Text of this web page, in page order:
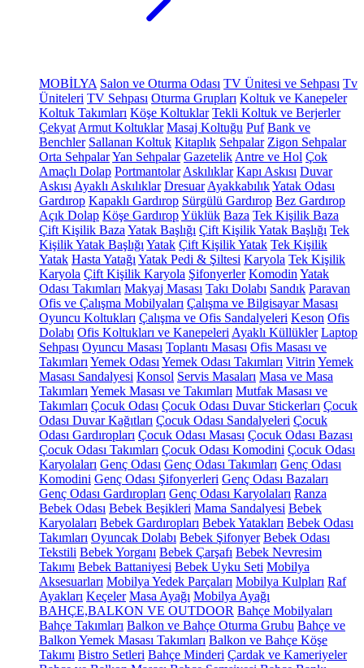
MOBİLYA Salon ve Oturma Odası TV Ünitesi ve Sehpası Tv
Üniteleri TV Sehpası Oturma Grupları Koltuk ve Kanepeler
Koltuk Takımları Köşe Koltuklar Tekli Koltuk ve Berjerler
Çekyat Armut Koltuklar Masaj Koltuğu Puf Bank ve
Benchler Sallanan Koltuk Kitaplık Sehpalar Zigon Sehpalar
Orta SehpalarYan Sehpalar Gazetelik Antre ve Hol Çok
Amaçlı Dolap Portmantolar Askılıklar Kapı Askısı Duvar
Askısı Ayaklı Askılıklar Dresuar AyakkabılıkYatak Odası
Gardırop Kapaklı Gardırop Sürgülü Gardırop Bez Gardırop
Açık Dolap Köşe GardıropYüklük Baza Tek Kişilik Baza
Çift Kişilik Baza Yatak Başlığı Çift Kişilik Yatak Başlığı Tek
Kişilik Yatak Başlığı Yatak Çift Kişilik Yatak Tek Kişilik
Yatak Hasta Yatağı Yatak Pedi & Şiltesi Karyola Tek Kişilik
Karyola Çift Kişilik Karyola Şifonyerler Komodin Yatak
Odası Takımları Makyaj Masası Takı Dolabı Sandık Paravan
Ofis ve Çalışma Mobilyaları Çalışma ve Bilgisayar Masası
Oyuncu Koltukları Çalışma ve Ofis Sandalyeleri Keson Ofis
Dolabı Ofis Koltukları ve Kanepeleri Ayaklı Küllükler Laptop
Sehpası Oyuncu Masası Toplantı Masası Ofis Masası ve
Takımları Yemek Odası Yemek Odası Takımları Vitrin Yemek
Masası Sandalyesi Konsol Servis Masaları Masa ve Masa
Takımları Yemek Masası ve Takımları Mutfak Masası ve
Takımları Çocuk Odası Çocuk Odası Duvar Stickerları Çocuk
Odası Duvar Kağıtları Çocuk Odası Sandalyeleri Çocuk
Odası Gardıropları Çocuk Odası Masası Çocuk Odası Bazası
Çocuk Odası Takımları Çocuk Odası Komodini Çocuk Odası
Karyolaları Genç Odası Genç Odası Takımları Genç Odası
Komodini Genç Odası Şifonyerleri Genç Odası Bazaları
Genç Odası Gardıropları Genç Odası Karyolaları Ranza
Bebek Odası Bebek Beşikleri Mama Sandalyesi Bebek
Karyolaları Bebek Gardıropları Bebek Yatakları Bebek Odası
Takımları Oyuncak Dolabı Bebek Şifonyer Bebek Odası
Tekstili Bebek Yorganı Bebek Çarşafı Bebek Nevresim
Takımı Bebek Battaniyesi Bebek Uyku Seti Mobilya
Aksesuarları Mobilya Yedek Parçaları Mobilya Kulpları Raf
Ayakları Keçeler Masa Ayağı Mobilya Ayağı
BAHÇE,BALKON VE OUTDOOR Bahçe Mobilyaları
Bahçe Takımları Balkon ve Bahçe Oturma Grubu Bahçe ve
Balkon Yemek Masası Takımları Balkon ve Bahçe Köşe
Takımı Bistro Setleri Bahçe Minderi Çardak ve Kameriyeler